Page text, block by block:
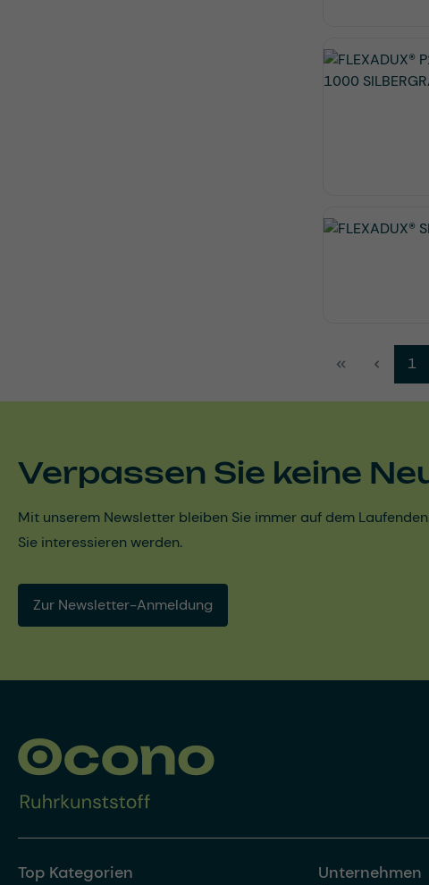
1
Verpassen Sie keine
Mit unserem Newsletter bleiben Sie immer auf dem
Sie interessieren werden.
Zur Newsletter-Anmeldung
Top Kategorien Unternehmen